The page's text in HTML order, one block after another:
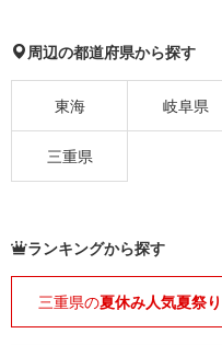
周辺の都道府県から探す
東海 岐阜県
三重県
ランキングから探す
三重県の夏休み人気夏祭り